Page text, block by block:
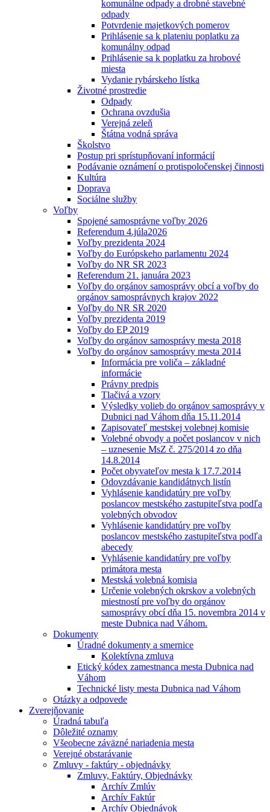
komunálne odpady a drobné stavebné
odpady
Potvrdenie majetkových pomerov
Prihlásenie sa k plateniu poplatku za
komunálny odpad
Prihlásenie sa k poplatku za hrobové
miesta
Vydanie rybárskeho lístka
Životné prostredie
Odpady
Ochrana ovzdušia
Verejná zeleň
Štátna vodná správa
Školstvo
Postup pri sprístupňovaní informácií
Podávanie oznámení o protispoločenskej činnosti
Kultúra
Doprava
Sociálne služby
Voľby
Spojené samosprávne voľby 2026
Referendum 4.júla2026
Voľby prezidenta 2024
Voľby do Európskeho parlamentu 2024
Voľby do NR SR 2023
Referendum 21. januára 2023
Voľby do orgánov samosprávy obcí a voľby do
orgánov samosprávnych krajov 2022
Voľby do NR SR 2020
Voľby prezidenta 2019
Voľby do EP 2019
Voľby do orgánov samosprávy mesta 2018
Voľby do orgánov samosprávy mesta 2014
Informácia pre voliča – základné
informácie
Právny predpis
Tlačivá a vzory
Výsledky volieb do orgánov samosprávy v
Dubnici nad Váhom dňa 15.11.2014
Zapisovateľ mestskej volebnej komisie
Volebné obvody a počet poslancov v nich
– uznesenie MsZ č. 275/2014 zo dňa
14.8.2014
Počet obyvateľov mesta k 17.7.2014
Odovzdávanie kandidátnych listín
Vyhlásenie kandidatúry pre voľby
poslancov mestského zastupiteľstva podľa
volebných obvodov
Vyhlásenie kandidatúry pre voľby
poslancov mestského zastupiteľstva podľa
abecedy
Vyhlásenie kandidatúry pre voľby
primátora mesta
Mestská volebná komisia
Určenie volebných okrskov a volebných
miestností pre voľby do orgánov
samosprávy obcí dňa 15. novembra 2014 v
meste Dubnica nad Váhom.
Dokumenty
Úradné dokumenty a smernice
Kolektívna zmluva
Etický kódex zamestnanca mesta Dubnica nad
Váhom
Technické listy mesta Dubnica nad Váhom
Otázky a odpovede
Zverejňovanie
Úradná tabuľa
Dôležité oznamy
Všeobecne záväzné nariadenia mesta
Verejné obstarávanie
Zmluvy - faktúry - objednávky
Zmluvy, Faktúry, Objednávky
Archív Zmlúv
Archív Faktúr
Archív Objednávok